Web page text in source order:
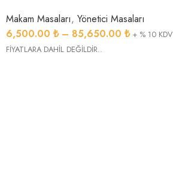
Makam Masaları, Yönetici Masaları
6,500.00 ₺ – 85,650.00 ₺ + % 10 KDV
FİYATLARA DAHİL DEĞİLDİR..